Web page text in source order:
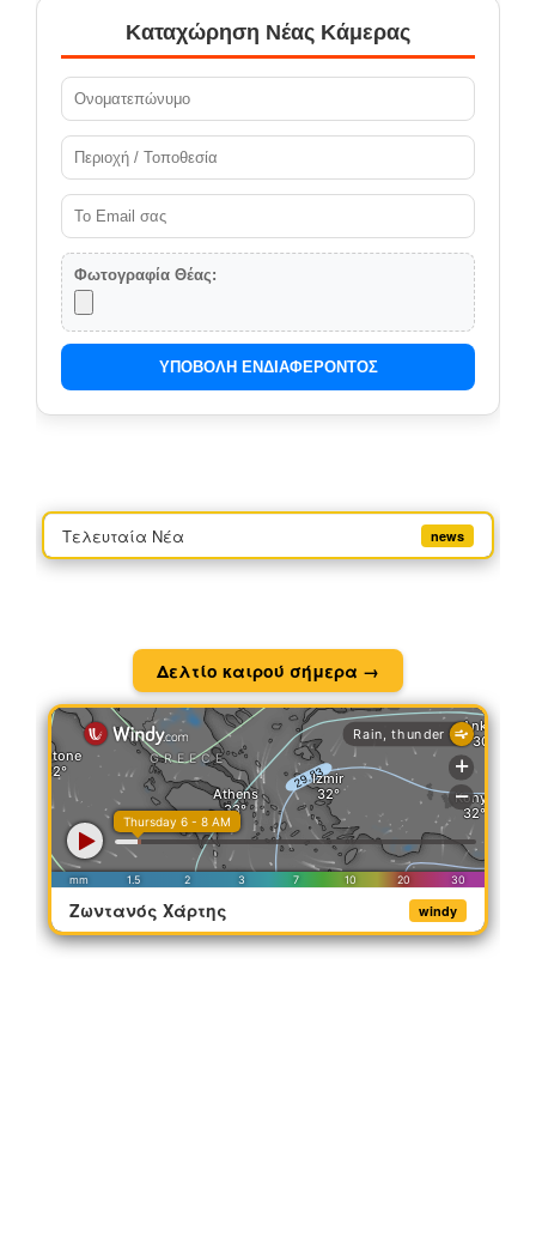
Καταχώρηση Νέας Κάμερας
Φωτογραφία Θέας:
ΥΠΟΒΟΛΗ ΕΝΔΙΑΦΕΡΟΝΤΟΣ
Τελευταία Νέα news
Δελτίο καιρού σήμερα →
Ζωντανός Χάρτης windy